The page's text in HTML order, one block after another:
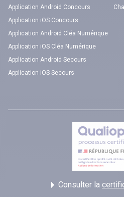
Application Android Concours
Application iOS Concours
Application Android Cléa Numérique
Application iOS Cléa Numérique
Application Android Secours
Application iOS Secours
Consulter la